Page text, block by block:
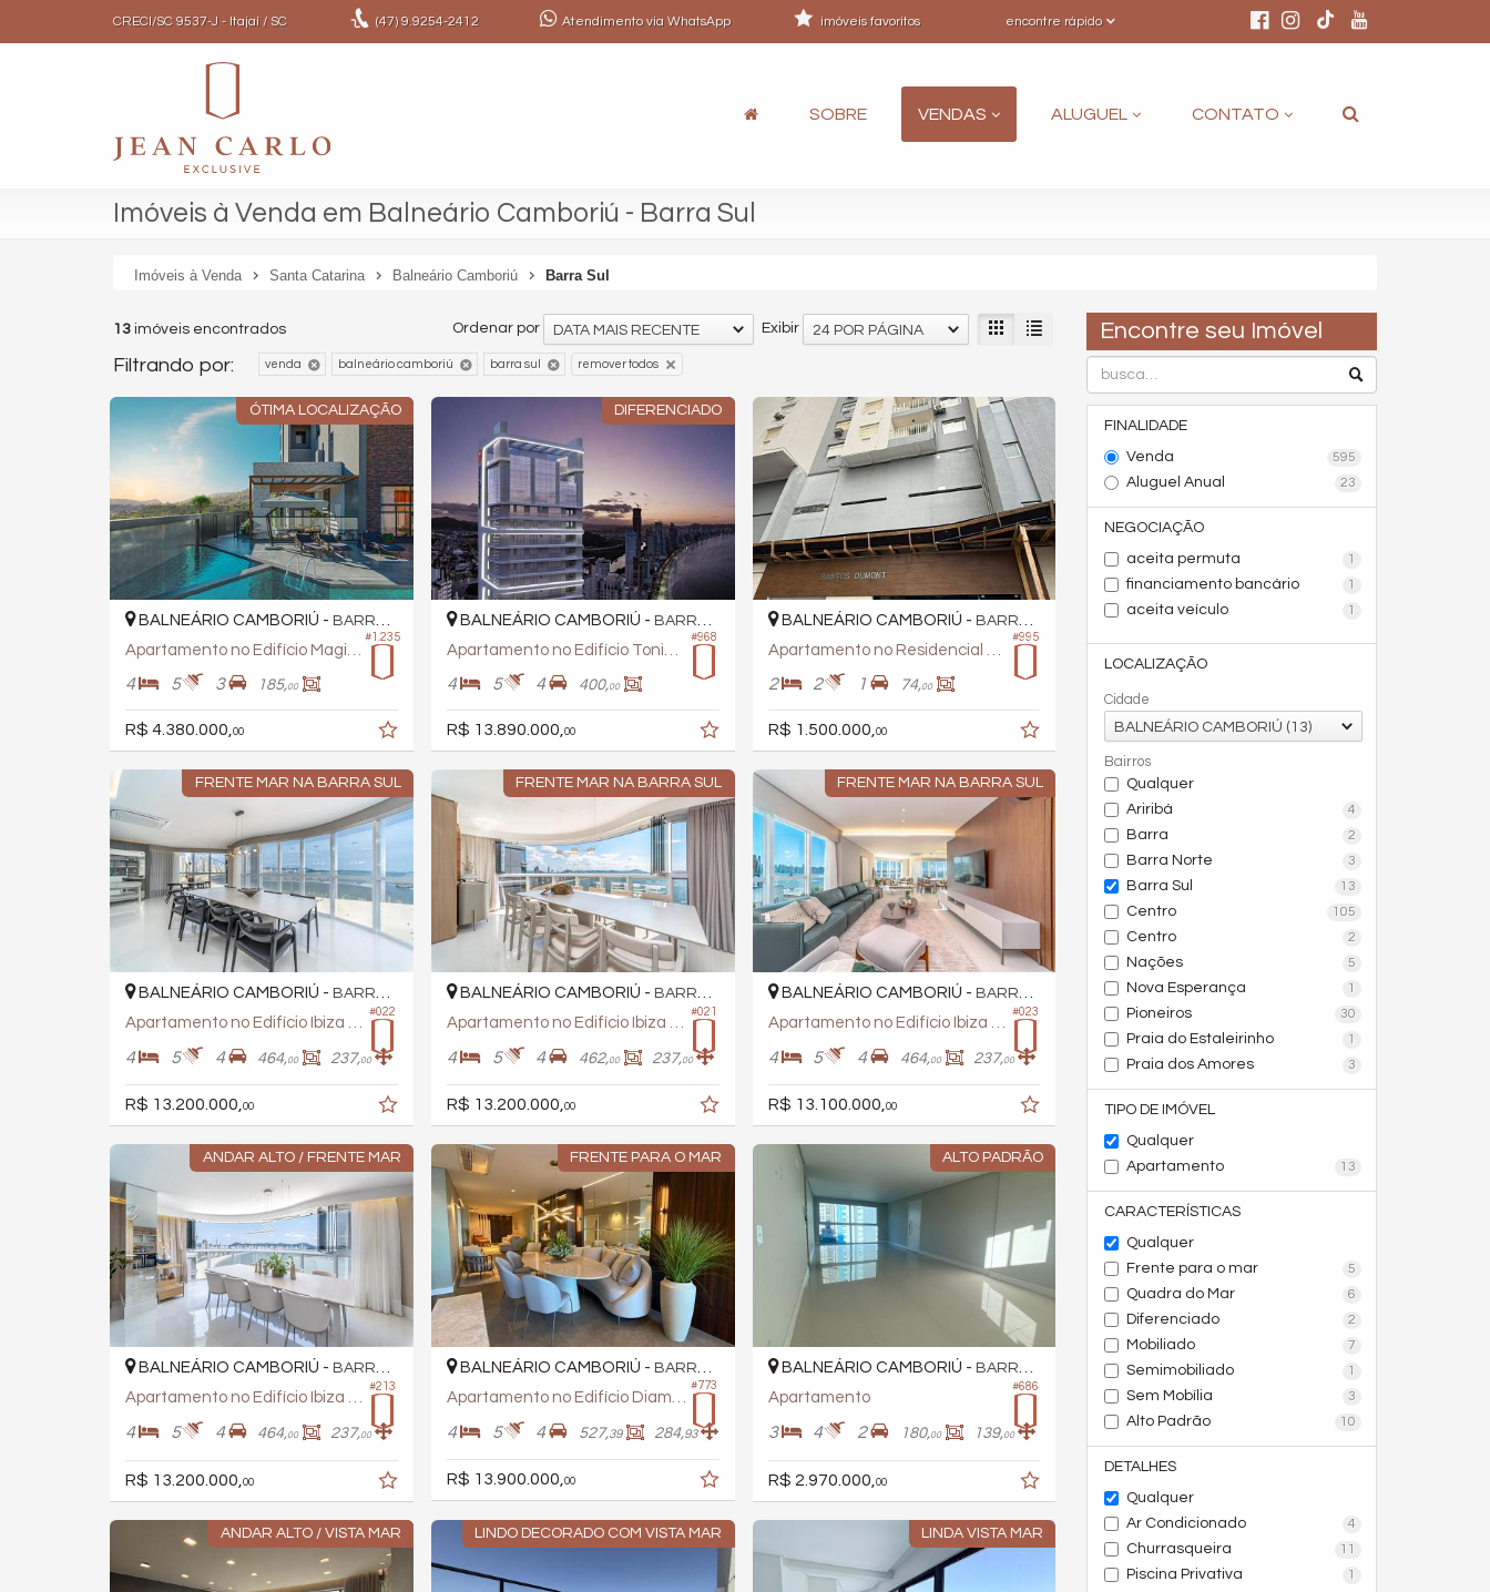
CRECI/SC 9537-J - Itajaí / SC (47)9.9254-2412 Atendimento via WhatsApp encontre rápido
imóveis favoritos
SOBRE VENDAS ALUGUEL CONTATO
Imóveis à Venda em Balneário Camboriú - Barra Sul
Imóveis à Venda Santa Catarina Balneário Camboriú Barra Sul
Encontre seu Imóvel
FINALIDADE
Venda
595
Aluguel Anual 23
NEGOCIAÇÃO
aceita permuta
1
financiamento bancário 1
aceita veículo 1
LOCALIZAÇÃO
Cidade
BALNEÁRIO CAMBORIÚ (13)
Bairros
Qualquer
Ariribá
4
Barra 2
Barra Norte 3
Barra Sul 13
Centro 105
Centro 2
Nações 5
Nova Esperança 1
Pioneiros 30
Praia do Estaleirinho 1
Praia dos Amores 3
TIPO DE IMÓVEL
Qualquer
Apartamento
13
CARACTERÍSTICAS
Qualquer
Frente para o mar
5
Quadra do Mar 6
Diferenciado 2
Mobiliado 7
Semimobiliado 1
Sem Mobília 3
Alto Padrão 10
DETALHES
Qualquer
Ar Condicionado
4
Churrasqueira 11
Piscina Privativa 1
13 imóveis encontrados Exibir 24 POR PÁGINA
Ordenar por DATA MAIS RECENTE
Filtrando por: venda balneário camboriú barra sul remover todos
ÓTIMA LOCALIZAÇÃO
#1.235
BALNEÁRIO CAMBORIÚ - BARRA SUL
4 5 3 185,00
R$ 4.380.000, 00
DIFERENCIADO
#968
BALNEÁRIO CAMBORIÚ - BARRA SUL
4 5 4 400,00
R$ 13.890.000, 00
#995
BALNEÁRIO CAMBORIÚ - BARRA SUL
2 2 1 74,00
R$ 1.500.000, 00
FRENTE MAR NA BARRA SUL
#022
BALNEÁRIO CAMBORIÚ - BARRA SUL
Apartamento no Edifício Ibiza Towers
4 5 4 464,00 237,00
R$ 13.200.000,00
FRENTE MAR NA BARRA SUL
#021
BALNEÁRIO CAMBORIÚ - BARRA SUL
Apartamento no Edifício Ibiza Towers
4 5 4 462,00 237,00
R$ 13.200.000,00
FRENTE MAR NA BARRA SUL
#023
BALNEÁRIO CAMBORIÚ - BARRA SUL
Apartamento no Edifício Ibiza Towers
4 5 4 464,00 237,00
R$ 13.100.000,00
ANDAR ALTO / FRENTE MAR
#213
BALNEÁRIO CAMBORIÚ - BARRA SUL
Apartamento no Edifício Ibiza Towers
4 5 4 464,00 237,00
R$ 13.200.000, 00
FRENTE PARA O MAR
#773
BALNEÁRIO CAMBORIÚ - BARRA SUL
Apartamento no Edifício Diamond Hill
4 5 4 527,39 284,93
R$ 13.900.000, 00
ALTO PADRÃO
#686
BALNEÁRIO CAMBORIÚ - BARRA SUL
Apartamento
3 4 2 180,00 139,00
R$ 2.970.000, 00
ANDAR ALTO / VISTA MAR LINDO DECORADO COM VISTA MAR LINDA VISTA MAR